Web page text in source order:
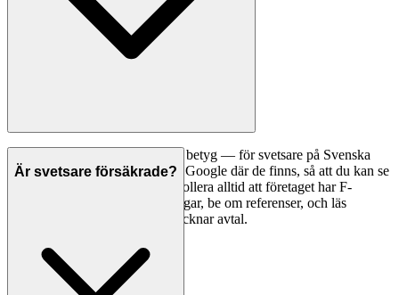
Ett bra första steg är att jämföra betyg — för svetsare på Svenska
Hantverkare visar vi betyg från Google där de finns, så att du kan se
vad andra kunder tycker. Kontrollera alltid att företaget har F-
skattesedel och giltiga försäkringar, be om referenser, och läs
omdömen noggrant innan du tecknar avtal.
Är svetsare försäkrade?